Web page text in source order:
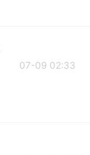
07-09 02:33